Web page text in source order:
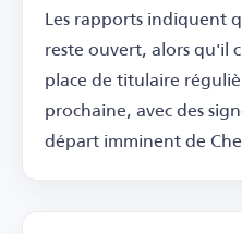
Les rapports indiquent
reste ouvert, alors qu'il
place de titulaire
prochaine, avec des
départ imminent de